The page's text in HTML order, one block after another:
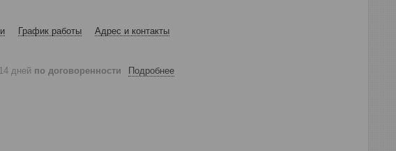
График работы Адрес и контакты
дней по договоренности Подробнее